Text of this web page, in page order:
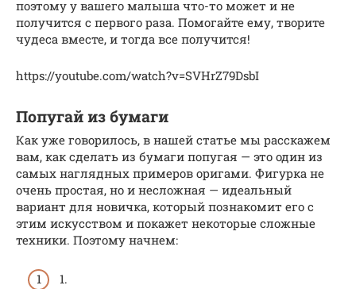
поэтому у вашего малыша что-то может и не
получится с первого раза. Помогайте ему, творите
чудеса вместе, и тогда все получится!
https://youtube.com/watch?v=SVHrZ79DsbI
Попугай из бумаги
Как уже говорилось, в нашей статье мы расскажем
вам, как сделать из бумаги попугая — это один из
самых наглядных примеров оригами. Фигурка не
очень простая, но и несложная — идеальный
вариант для новичка, который познакомит его с
этим искусством и покажет некоторые сложные
техники. Поэтому начнем:
1.